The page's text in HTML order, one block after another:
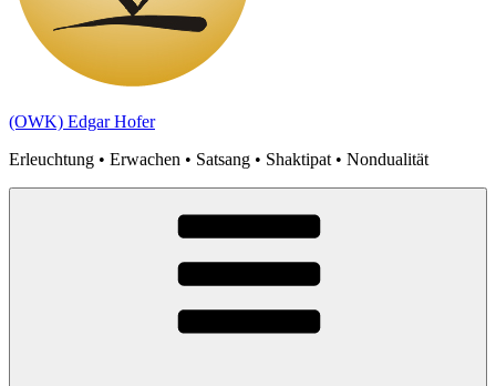
(OWK) Edgar Hofer
Erleuchtung • Erwachen • Satsang • Shaktipat • Nondualität